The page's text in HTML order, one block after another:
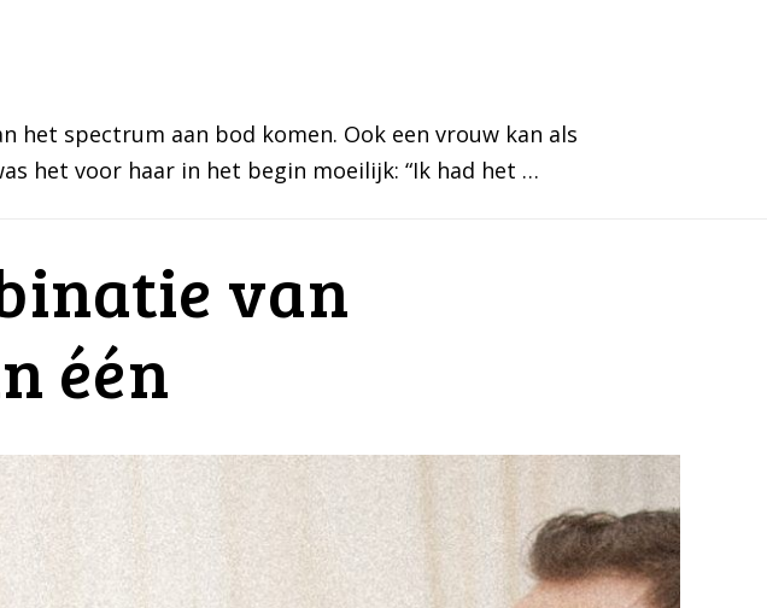
het spectrum aan bod komen. Ook een vrouw kan als
het voor haar in het begin moeilijk: “Ik had het …
van
één